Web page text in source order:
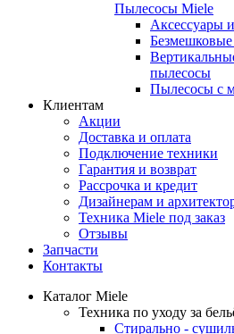
Пылесосы Miele
Аксессуары
пылесосы
Пылесосы с
Клиентам
Акции
Доставка и оплата
Подключение техники
Гарантия и возврат
Рассрочка и кредит
Дизайнерам и
Техника Miele под заказ
Отзывы
Запчасти
Контакты
Каталог Miele
Техника по уходу за
Стирально -